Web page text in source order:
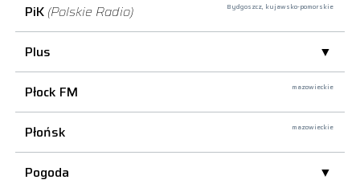
PiK (Polskie Radio) Bydgoszcz, kujawsko-pomorskie
Plus
Płock FM
mazowieckie
Płońsk mazowieckie
Pogoda